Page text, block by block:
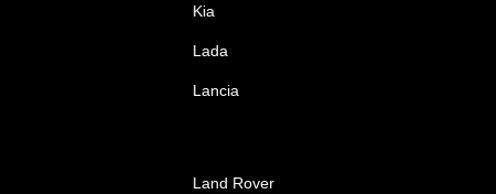
Kia
Lada
Lancia
Land Rover